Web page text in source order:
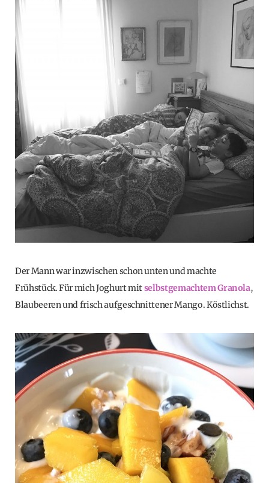
Der Mann war inzwischen schon unten und machte
Frühstück. Für mich Joghurt mitselbstgemachtem Granola,
Blaubeeren und frisch aufgeschnittener Mango. Köstlichst.